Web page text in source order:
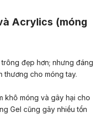
Acrylics (móng
đẹp hơn; nhưng đáng
thương cho móng tay.
khô móng và gây hại cho
Gel cũng gây nhiều tổn